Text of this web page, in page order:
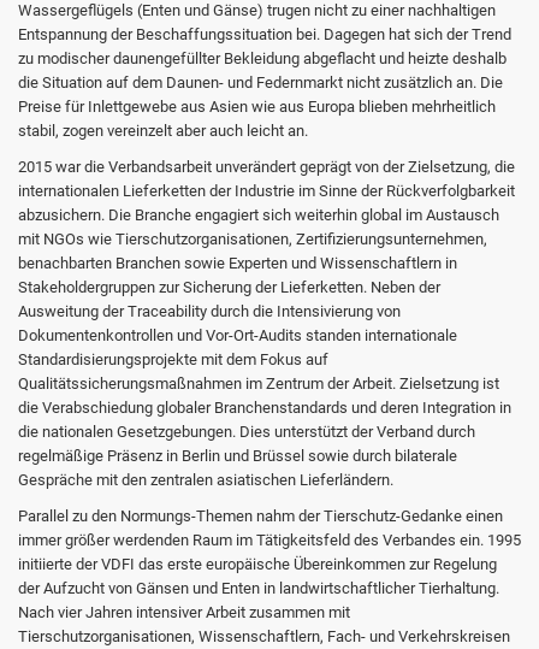
Wassergeflügels (Enten und Gänse) trugen nicht zu einer nachhaltigen
Entspannung der Beschaffungssituation bei. Dagegen hat sich der Trend
zu modischer daunengefüllter Bekleidung abgeflacht und heizte deshalb
die Situation auf dem Daunen- und Federnmarkt nicht zusätzlich an. Die
Preise für Inlettgewebe aus Asien wie aus Europa blieben mehrheitlich
stabil, zogen vereinzelt aber auch leicht an.
2015 war die Verbandsarbeit unverändert geprägt von der Zielsetzung, die
internationalen Lieferketten der Industrie im Sinne der Rückverfolgbarkeit
abzusichern. Die Branche engagiert sich weiterhin global im Austausch
mit NGOs wie Tierschutzorganisationen, Zertifizierungsunternehmen,
benachbarten Branchen sowie Experten und Wissenschaftlern in
Stakeholdergruppen zur Sicherung der Lieferketten. Neben der
Ausweitung der Traceability durch die Intensivierung von
Dokumentenkontrollen und Vor-Ort-Audits standen internationale
Standardisierungsprojekte mit dem Fokus auf
Qualitätssicherungsmaßnahmen im Zentrum der Arbeit. Zielsetzung ist
die Verabschiedung globaler Branchenstandards und deren Integration in
die nationalen Gesetzgebungen. Dies unterstützt der Verband durch
regelmäßige Präsenz in Berlin und Brüssel sowie durch bilaterale
Gespräche mit den zentralen asiatischen Lieferländern.
Parallel zu den Normungs-Themen nahm der Tierschutz-Gedanke einen
immer größer werdenden Raum im Tätigkeitsfeld des Verbandes ein. 1995
initiierte der VDFI das erste europäische Übereinkommen zur Regelung
der Aufzucht von Gänsen und Enten in landwirtschaftlicher Tierhaltung.
Nach vier Jahren intensiver Arbeit zusammen mit
Tierschutzorganisationen, Wissenschaftlern, Fach- und Verkehrskreisen